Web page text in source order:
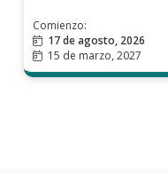
Comienzo:
17 de agosto, 2026
15 de marzo, 2027